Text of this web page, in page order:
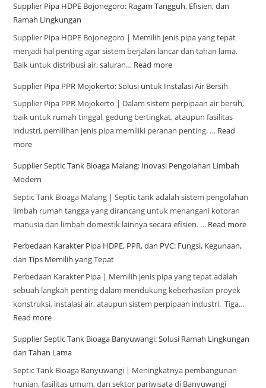
Supplier Pipa HDPE Bojonegoro: Ragam Tangguh, Efisien, dan
Ramah Lingkungan
Supplier Pipa HDPE Bojonegoro | Memilih jenis pipa yang tepat
menjadi hal penting agar sistem berjalan lancar dan tahan lama.
Baik untuk distribusi air, saluran… Read more
Supplier Pipa PPR Mojokerto: Solusi untuk Instalasi Air Bersih
Supplier Pipa PPR Mojokerto | Dalam sistem perpipaan air bersih,
baik untuk rumah tinggal, gedung bertingkat, ataupun fasilitas
industri, pemilihan jenis pipa memiliki peranan penting. … Read
more
Supplier Septic Tank Bioaga Malang: Inovasi Pengolahan Limbah
Modern
Septic Tank Bioaga Malang | Septic tank adalah sistem pengolahan
limbah rumah tangga yang dirancang untuk menangani kotoran
manusia dan limbah domestik lainnya secara efisien. … Read more
Perbedaan Karakter Pipa HDPE, PPR, dan PVC: Fungsi, Kegunaan,
dan Tips Memilih yang Tepat
Perbedaan Karakter Pipa | Memilih jenis pipa yang tepat adalah
sebuah langkah penting dalam mendukung keberhasilan proyek
konstruksi, instalasi air, ataupun sistem perpipaan industri. Tiga…
Read more
Supplier Septic Tank Bioaga Banyuwangi: Solusi Ramah Lingkungan
dan Tahan Lama
Septic Tank Bioaga Banyuwangi | Meningkatnya pembangunan
hunian, fasilitas umum, dan sektor pariwisata di Banyuwangi